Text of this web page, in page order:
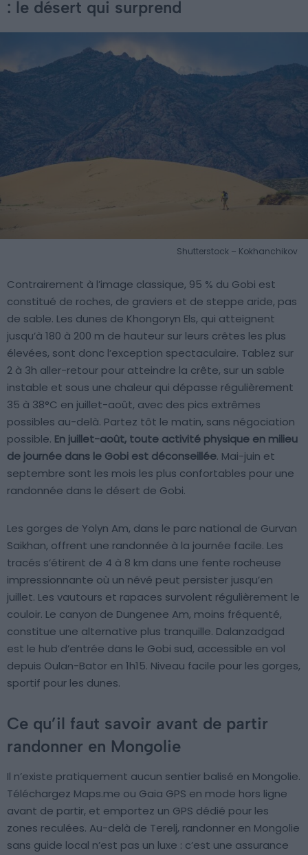
: le désert qui surprend
Shutterstock – Kokhanchikov
Contrairement à l’image classique, 95 % du Gobi est
constitué de roches, de graviers et de steppe aride, pas
de sable. Les dunes de Khongoryn Els, qui atteignent
jusqu’à 180 à 200 m de hauteur sur leurs crêtes les plus
élevées, sont donc l’exception spectaculaire. Tablez sur
2 à 3h aller-retour pour atteindre la crête, sur un sable
instable et sous une chaleur qui dépasse régulièrement
35 à 38°C en juillet-août, avec des pics extrêmes
possibles au-delà. Partez tôt le matin, sans négociation
possible. En juillet-août, toute activité physique en milieu
de journée dans le Gobi est déconseillée. Mai-juin et
septembre sont les mois les plus confortables pour une
randonnée dans le désert de Gobi.
Les gorges de Yolyn Am, dans le parc national de Gurvan
Saikhan, offrent une randonnée à la journée facile. Les
tracés s’étirent de 4 à 8 km dans une fente rocheuse
impressionnante où un névé peut persister jusqu’en
juillet. Les vautours et rapaces survolent régulièrement le
couloir. Le canyon de Dungenee Am, moins fréquenté,
constitue une alternative plus tranquille. Dalanzadgad
est le hub d’entrée dans le Gobi sud, accessible en vol
depuis Oulan-Bator en 1h15. Niveau facile pour les gorges,
sportif pour les dunes.
Ce qu’il faut savoir avant de partir
randonner en Mongolie
Il n’existe pratiquement aucun sentier balisé en Mongolie.
Téléchargez Maps.me ou Gaia GPS en mode hors ligne
avant de partir, et emportez un GPS dédié pour les
zones reculées. Au-delà de Terelj, randonner en Mongolie
sans guide local n’est pas un luxe : c’est une assurance